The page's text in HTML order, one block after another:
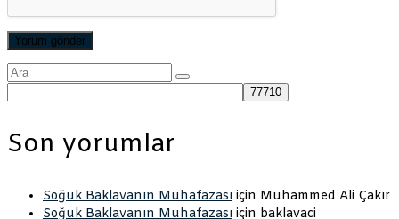
Şunu
ara:
Son yorumlar
Soğuk Baklavanın Muhafazası için Muhammed Ali Çakır
Soğuk Baklavanın Muhafazası için baklavaci